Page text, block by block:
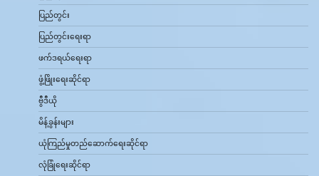
ပြည်တွင်း
ပြည်တွင်းရေးရာ
ဖက်ဒရယ်ရေးရာ
ဖွံ့ဖြိုးရေးဆိုင်ရာ
ဗွီဒီယို
မိန့်ခွန်းများ
ယုံကြည်မှုတည်ဆောက်ရေးဆိုင်ရာ
လုံခြုံရေးဆိုင်ရာ